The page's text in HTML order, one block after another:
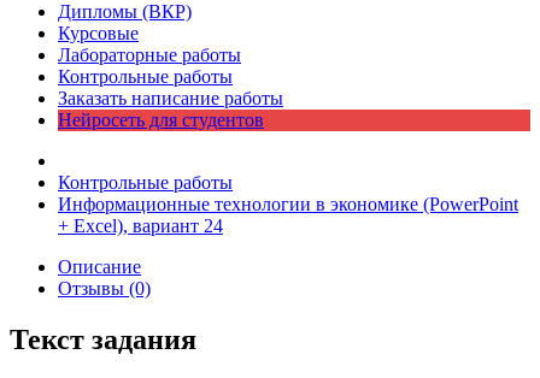
Дипломы (ВКР)
Курсовые
Лабораторные работы
Контрольные работы
Заказать написание работы
Нейросеть для студентов
Контрольные работы
Информационные технологии в экономике (PowerPoint
+ Excel), вариант 24
Описание
Отзывы (0)
Текст задания